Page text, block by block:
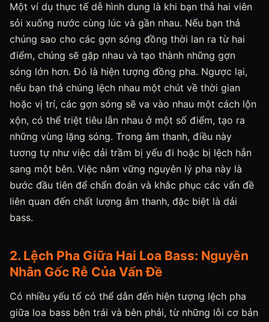
Một ví dụ thực tế dễ hình dung là khi bạn thả hai viên
sỏi xuống nước cùng lúc và gần nhau. Nếu bạn thả
chúng sao cho các gợn sóng đồng thời lan ra từ hai
điểm, chúng sẽ gặp nhau và tạo thành những gợn
sóng lớn hơn. Đó là hiện tượng đồng pha. Ngược lại,
nếu bạn thả chúng lệch nhau một chút về thời gian
hoặc vị trí, các gợn sóng sẽ va vào nhau một cách lộn
xộn, có thể triệt tiêu lẫn nhau ở một số điểm, tạo ra
những vùng lặng sóng. Trong âm thanh, điều này
tương tự như việc dải trầm bị yếu đi hoặc bị lệch hẳn
sang một bên. Việc nắm vững nguyên lý pha này là
bước đầu tiên để chẩn đoán và khắc phục các vấn đề
liên quan đến chất lượng âm thanh, đặc biệt là dải
bass.
2. Lệch Pha Giữa Hai Loa Bass: Nguyên
Nhân Gốc Rễ Của Vấn Đề
Có nhiều yếu tố có thể dẫn đến hiện tượng lệch pha
giữa loa bass bên trái và bên phải, từ những lỗi cơ bản